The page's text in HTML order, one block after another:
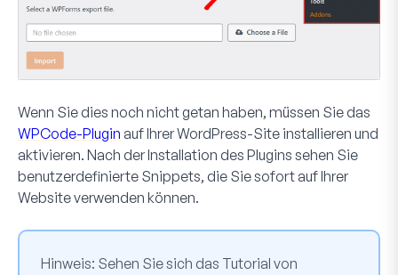
Wenn Sie dies noch nicht getan haben, müssen Sie das
WPCode-Plugin auf Ihrer WordPress-Site installieren und
aktivieren. Nach der Installation des Plugins sehen Sie
benutzerdefinierte Snippets, die Sie sofort auf Ihrer
Website verwenden können.
Hinweis: Sehen Sie sich das Tutorial von